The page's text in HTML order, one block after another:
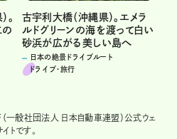
。
古宇利大橋（沖縄県）。エメラ
ルドグリーンの海を渡って白い
砂浜が広がる美しい島へ
日本の絶景ドライブルート
ドライブ･旅行
（一般社団法人 日本自動車連盟）公式ウェ
トです。